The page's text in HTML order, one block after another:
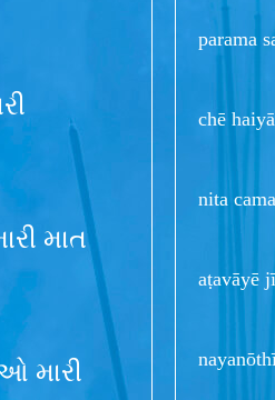
માત
મારી
parama
chē
nita
aṭavāyē